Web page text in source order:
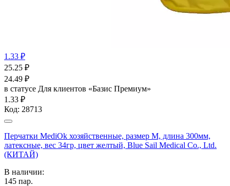
1.33 ₽
25.25 ₽
24.49 ₽
в статусе Для клиентов «Базис Премиум»
1.33 ₽
Код: 28713
Перчатки MediOk хозяйственные, размер M, длина 300мм,
латексные, вес 34гр, цвет желтый, Blue Sail Medical Co., Ltd.
(КИТАЙ)
В наличии:
145 пар.